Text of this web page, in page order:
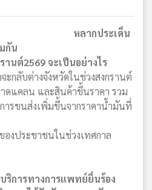
ระเด็น
กัน
นต์2569 จะเป็นอย่างไร
กลับต่างจังหวัดในช่วงสงกรานต์
ดแคลน และสินค้าขึ้นราคา รวม
รขนส่งเพิ่มขึ้นจากราคาน้ำมันที่
องประชาชนในช่วงเทศกาล
การทางการแพทย์ยื่นร้อง